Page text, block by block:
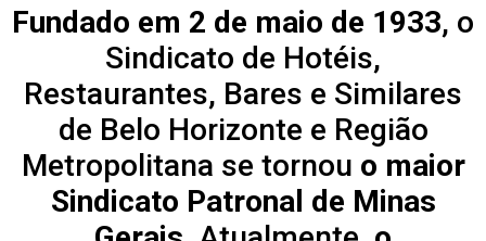
Fundado em 2 de maio de 1933, o
Sindicato de Hotéis,
Restaurantes, Bares e Similares
de Belo Horizonte e Região
Metropolitana se tornou o maior
Sindicato Patronal de Minas